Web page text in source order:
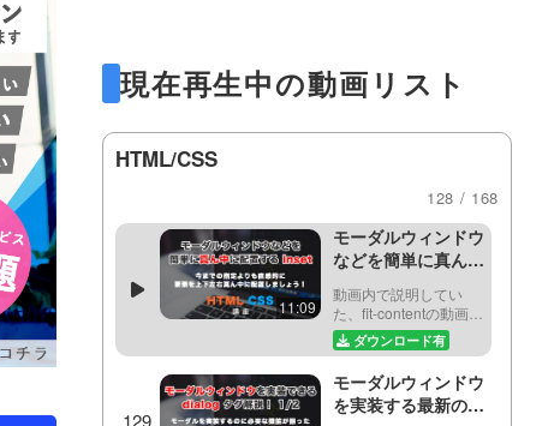
現在再生中の動画リスト
HTML/CSS
128 / 168
ーにページ内リンクを
設定する方法と…
11:42
scroll-behaviorに
ついて解説！
なかったページ内スム
ーズスクロールが、
ようになりました！こ
margin-topを使って、
ーを作る方法！
て、縦にも横にもス
ライドできるスライ
ダーを作っていきま
しょう！
CSSプロパティを使っ
方法をお伝えしていき
ます。・scroll-snap-
type・scroll-snap-align
スクロール位置の制御
を可能にするプロパ
テ…
11:09
モーダルウィンドウ
などを簡単に真ん中
「inset（インセッ
ト）」と関連する
CSSプロパティを解
説！
動画内で説明してい
た、fit-contentの動画は
こちらhttps://factory-
programming-
mv.com/video/2nS-
Vc_9Wb4/今回の動画
では、「inset」プロ…
ダウンロード有
モーダルウィンドウ
を実装する最新のタ